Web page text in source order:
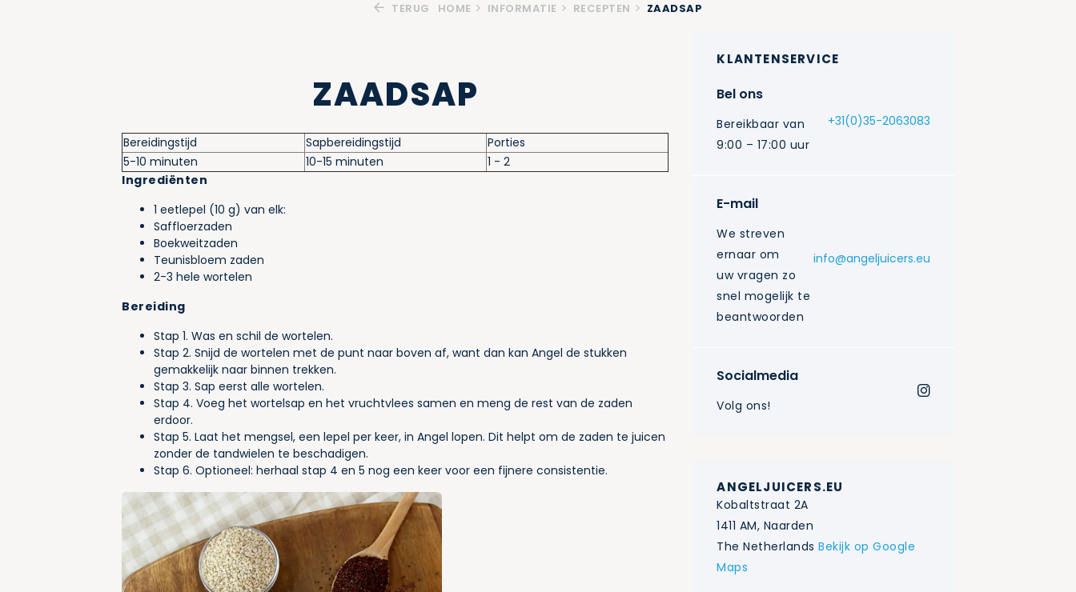
TERUG HOME INFORMATIE RECEPTEN ZAADSAP
ZAADSAP
Bereidingstijd Sapbereidingstijd
Porties
5-10 minuten
10-15 minuten
1 - 2
Ingrediënten
1 eetlepel (10 g) van elk:
Saffloerzaden
Boekweitzaden
Teunisbloem zaden
2-3 hele wortelen
Bereiding
Stap 1. Was en schil de wortelen.
Stap 2. Snijd de wortelen met de punt naar boven af, want dan kan Angel de stukken
gemakkelijk naar binnen trekken.
Stap 3. Sap eerst alle wortelen.
Stap 4. Voeg het wortelsap en het vruchtvlees samen en meng de rest van de zaden
erdoor.
Stap 5. Laat het mengsel, een lepel per keer, in Angel lopen. Dit helpt om de zaden te juicen
zonder de tandwielen te beschadigen.
Stap 6. Optioneel: herhaal stap 4 en 5 nog een keer voor een fijnere consistentie.
KLANTENSERVICE
Bel ons
Bereikbaar van
9:00 – 17:00 uur
+31(0)35-2063083
E-mail
We streven
ernaar om
uw vragen zo
snel mogelijk te
beantwoorden
info@angeljuicers.eu
Socialmedia
Volg ons!
ANGELJUICERS.EU
Kobaltstraat 2A
1411 AM, Naarden
The NetherlandsBekijk op Google
Maps